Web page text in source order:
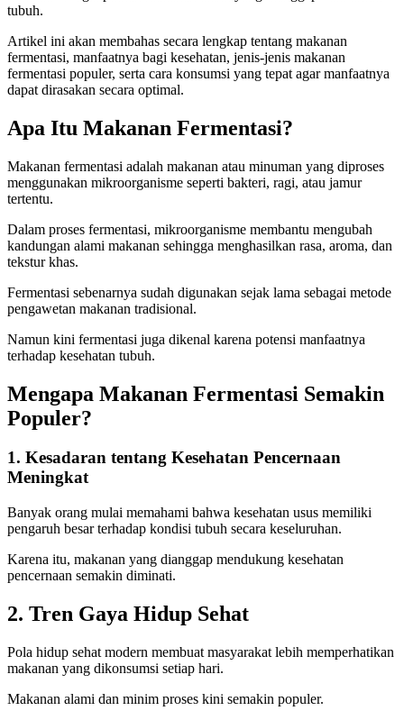
tubuh.
Artikel ini akan membahas secara lengkap tentang makanan
fermentasi, manfaatnya bagi kesehatan, jenis-jenis makanan
fermentasi populer, serta cara konsumsi yang tepat agar manfaatnya
dapat dirasakan secara optimal.
Apa Itu Makanan Fermentasi?
Makanan fermentasi adalah makanan atau minuman yang diproses
menggunakan mikroorganisme seperti bakteri, ragi, atau jamur
tertentu.
Dalam proses fermentasi, mikroorganisme membantu mengubah
kandungan alami makanan sehingga menghasilkan rasa, aroma, dan
tekstur khas.
Fermentasi sebenarnya sudah digunakan sejak lama sebagai metode
pengawetan makanan tradisional.
Namun kini fermentasi juga dikenal karena potensi manfaatnya
terhadap kesehatan tubuh.
Mengapa Makanan Fermentasi Semakin
Populer?
1. Kesadaran tentang Kesehatan Pencernaan
Meningkat
Banyak orang mulai memahami bahwa kesehatan usus memiliki
pengaruh besar terhadap kondisi tubuh secara keseluruhan.
Karena itu, makanan yang dianggap mendukung kesehatan
pencernaan semakin diminati.
2. Tren Gaya Hidup Sehat
Pola hidup sehat modern membuat masyarakat lebih memperhatikan
makanan yang dikonsumsi setiap hari.
Makanan alami dan minim proses kini semakin populer.